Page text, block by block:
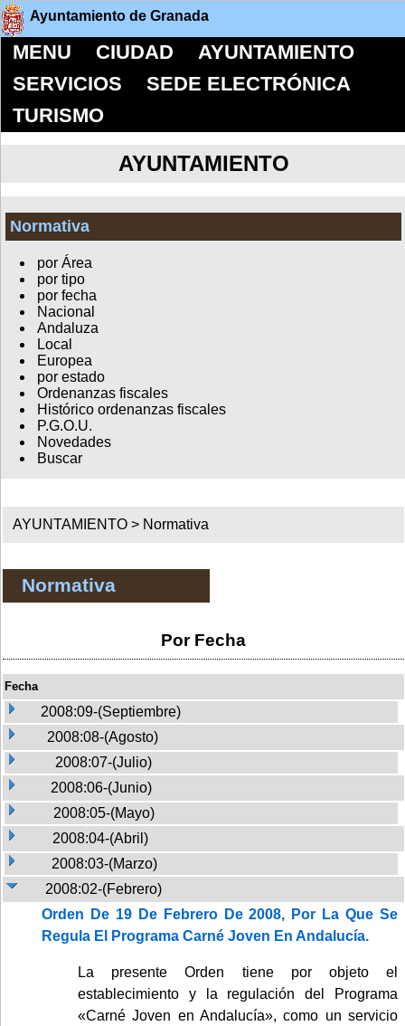
Ayuntamiento de Granada
MENU CIUDAD
AYUNTAMIENTO
SERVICIOS
SEDE ELECTRÓNICA
TURISMO
AYUNTAMIENTO
Normativa
por Área
por tipo
por fecha
Nacional
Andaluza
Local
Europea
por estado
Ordenanzas fiscales
Histórico ordenanzas fiscales
P.G.O.U.
Novedades
Buscar
AYUNTAMIENTO > Normativa
Normativa
Por Fecha
Fecha
2008:09-(Septiembre)
2008:08-(Agosto)
2008:07-(Julio)
2008:06-(Junio)
2008:05-(Mayo)
2008:04-(Abril)
2008:03-(Marzo)
2008:02-(Febrero)
Orden De 19 De Febrero De 2008, Por La Que Se
Regula El Programa Carné Joven En Andalucía.
La presente Orden tiene por objeto el
establecimiento y la regulación del Programa
«Carné Joven en Andalucía», como un servicio